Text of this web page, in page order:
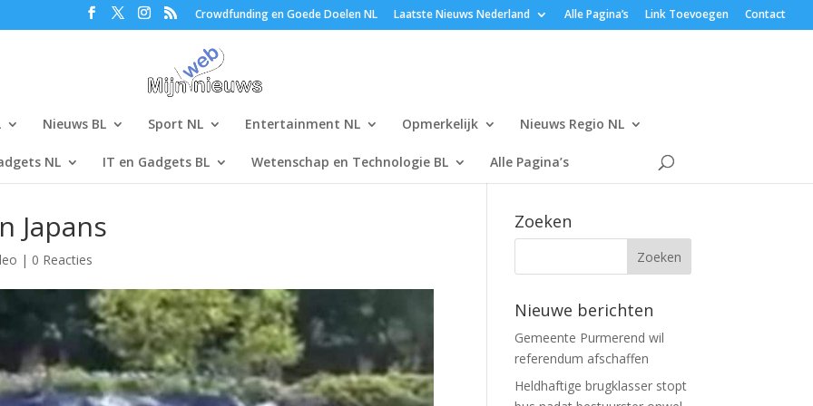
Crowdfunding en Goede Doelen NL Laatste Nieuws Nederland Alle Pagina’s Link Toevoegen Contact
Nieuws BL Sport NL Entertainment NL Opmerkelijk Nieuws Regio NL
NL IT en Gadgets BL Wetenschap en Technologie BL Alle Pagina’s
Japans
| 0 Reacties
Zoeken
Nieuwe berichten
Gemeente Purmerend wil
referendum afschaffen
Heldhaftige brugklasser stopt